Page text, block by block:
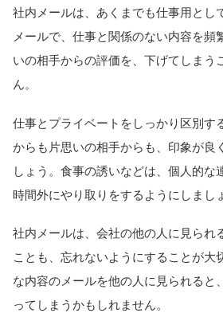
社内メールは、あくまでも仕事用とし
メールで、仕事と関係のない内容を頻
いの相手からの評価を、下げてしまう
ん。
仕事とプライベートをしっかり区別す
からも片思いの相手からも、印象が良
しょう。食事の誘いなどは、個人的な
時間外にやり取りをするようにしまし
社内メールは、会社の他の人に見られ
ことも、忘れないようにすることが大
な内容のメールを他の人に見られると
ってしまうかもしれません。